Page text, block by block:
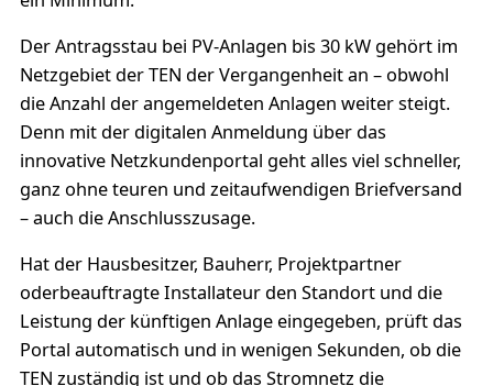
Der Antragsstau bei PV-Anlagen bis 30 kW gehört im
Netzgebiet der TEN der Vergangenheit an – obwohl
die Anzahl der angemeldeten Anlagen weiter steigt.
Denn mit der digitalen Anmeldung über das
innovative Netzkundenportal geht alles viel schneller,
ganz ohne teuren und zeitaufwendigen Briefversand
– auch die Anschlusszusage.
Hat der Hausbesitzer, Bauherr, Projektpartner
oderbeauftragte Installateur den Standort und die
Leistung der künftigen Anlage eingegeben, prüft das
Portal automatisch und in wenigen Sekunden, ob die
TEN zuständig ist und ob das Stromnetz die